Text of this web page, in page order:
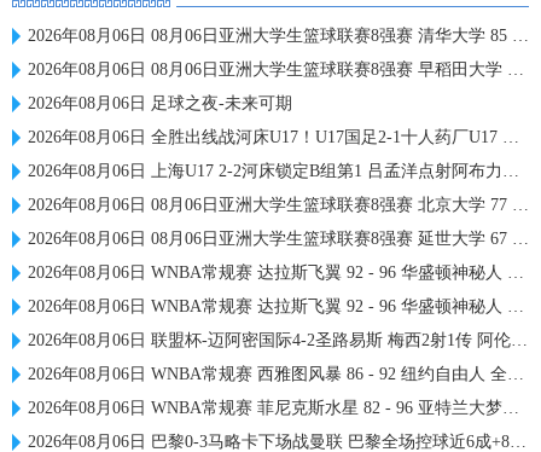
2026年08月06日 08月06日亚洲大学生篮球联赛8强赛 清华大学 85 - 81 菲律宾大学 集锦
2026年08月06日 08月06日亚洲大学生篮球联赛8强赛 早稻田大学 78 - 71 高丽大学 集锦
2026年08月06日 足球之夜-未来可期
2026年08月06日 全胜出线战河床U17！U17国足2-1十人药厂U17 赵松源登场1分钟传射
2026年08月06日 上海U17 2-2河床锁定B组第1 吕孟洋点射阿布力米破门 将战A组第2
2026年08月06日 08月06日亚洲大学生篮球联赛8强赛 北京大学 77 - 79 上海交通大学 集锦
2026年08月06日 08月06日亚洲大学生篮球联赛8强赛 延世大学 67 - 72 政治大学 集锦
2026年08月06日 WNBA常规赛 达拉斯飞翼 92 - 96 华盛顿神秘人 全场集锦
2026年08月06日 WNBA常规赛 达拉斯飞翼 92 - 96 华盛顿神秘人 全场集锦
2026年08月06日 联盟杯-迈阿密国际4-2圣路易斯 梅西2射1传 阿伦助攻戴帽
2026年08月06日 WNBA常规赛 西雅图风暴 86 - 92 纽约自由人 全场集锦
2026年08月06日 WNBA常规赛 菲尼克斯水星 82 - 96 亚特兰大梦想 全场集锦
2026年08月06日 巴黎0-3马略卡下场战曼联 巴黎全场控球近6成+8射3正未果